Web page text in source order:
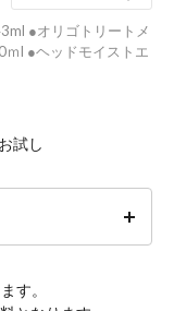
●オリゴトリートメ
l ●ヘッドモイストエ
試し